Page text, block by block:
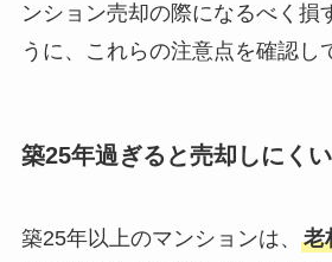
ンション売却の際になるべく損
うに、これらの注意点を確認し
築25年過ぎると売却しにくい
築25年以上のマンションは、 老